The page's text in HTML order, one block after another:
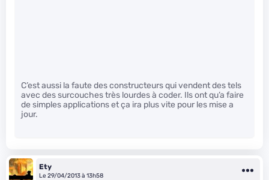
C’est aussi la faute des constructeurs qui vendent des tels
avec des surcouches très lourdes à coder. Ils ont qu’a faire
de simples applications et ça ira plus vite pour les mise a
jour.
Ety
Le 29/04/2013 à 13h58